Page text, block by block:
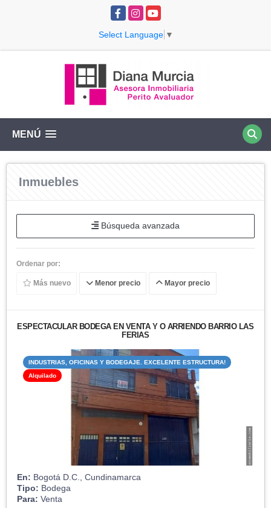
Facebook
InstagramYouTube
Select Language ▼
MENÚ
Inmuebles
Búsqueda avanzada
Ordenar por:
Más nuevo Menor precio Mayor precio
ESPECTACULAR BODEGA EN VENTA Y O ARRIENDO BARRIO LAS
FERIAS
INDUSTRIAS, OFICINAS Y BODEGAJE. EXCELENTE ESTRUCTURA!
Alquilado
En: Bogotá D.C., Cundinamarca
Tipo: Bodega
Para: Venta